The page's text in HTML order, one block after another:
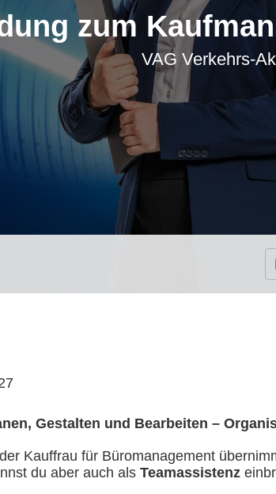
zum
VAG Verkehrs-
Gestalten und Bearbeiten –
Kauffrau für Büromanagement
du aber auch als Teamassistenz